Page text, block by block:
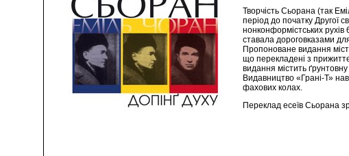
Творчість Сьорана (так
період до початку Другої
нонконформістських рухів
ставала дороговказами
Пропоноване видання
що перекладені з
видання містить
Видавництво «Грані-Т»
фахових колах.
Переклад есеїв Сьорана